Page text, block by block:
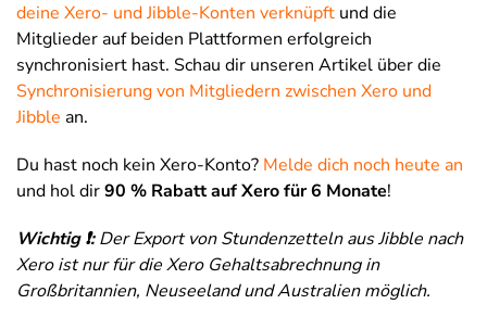
deine Xero- und Jibble-Konten verknüpft und die
Mitglieder auf beiden Plattformen erfolgreich
synchronisiert hast. Schau dir unseren Artikel über die
Synchronisierung von Mitgliedern zwischen Xero und
Jibble an.
Du hast noch kein Xero-Konto? Melde dich noch heute an
und hol dir90 % Rabatt auf Xero für 6 Monate!
Wichtig ❗:Der Export von Stundenzetteln aus Jibble nach
Xero ist nur für die Xero Gehaltsabrechnung in
Großbritannien, Neuseeland und Australien möglich.